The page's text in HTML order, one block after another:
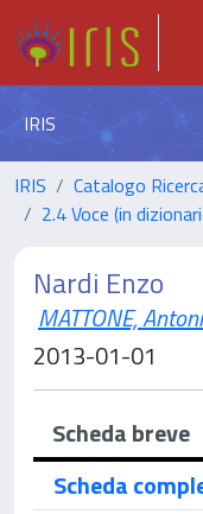
IRIS
IRIS Catalogo
2.4 Voce (in
Nardi Enzo
MATTONE,
2013-01-01
Scheda breve
Scheda